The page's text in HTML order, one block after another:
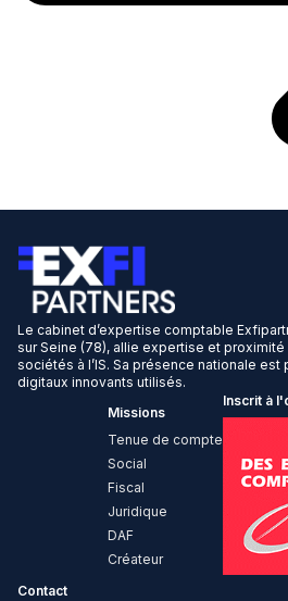
Le cabinet d’expertise comptable
sur Seine (78), allie expertise et
sociétés à l’IS. Sa présence nationale
digitaux innovants utilisés.
Missions
Tenue de compte
Social
Fiscal
Juridique
DAF
Créateur
Inscrit à
Contact